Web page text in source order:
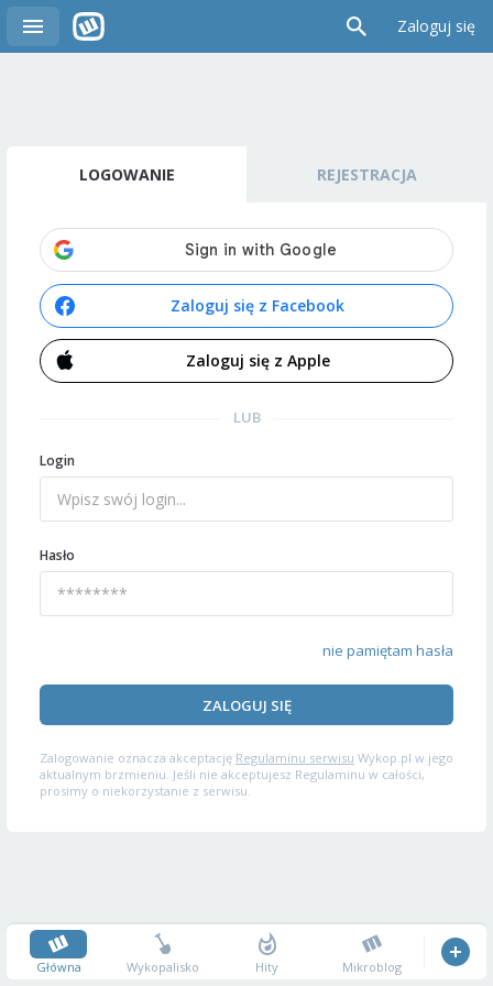
Zaloguj się
LOGOWANIE REJESTRACJA
Zaloguj się z Facebook
Zaloguj się z Apple
LUB
Login
Hasło
nie pamiętam hasła
ZALOGUJ SIĘ
Zalogowanie oznacza akceptację Regulaminu serwisu Wykop.pl w jego
aktualnym brzmieniu. Jeśli nie akceptujesz Regulaminu w całości,
prosimy o niekorzystanie z serwisu.
Główna Wykopalisko Hity Mikroblog